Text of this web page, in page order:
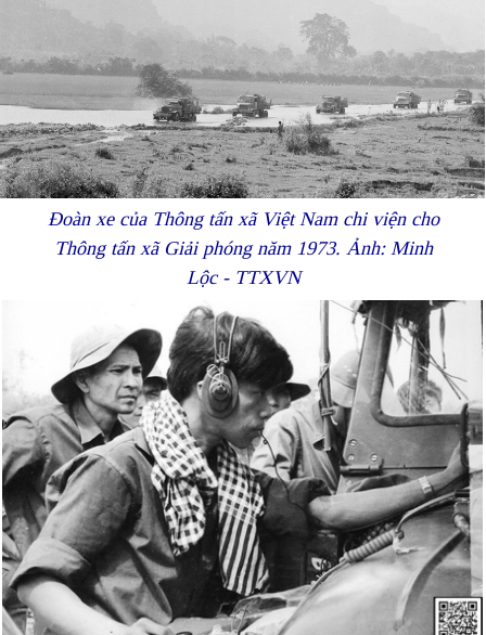
Đoàn xe của Thông tấn xã Việt Nam chi viện cho
Thông tấn xã Giải phóng năm 1973. Ảnh: Minh
Lộc - TTXVN